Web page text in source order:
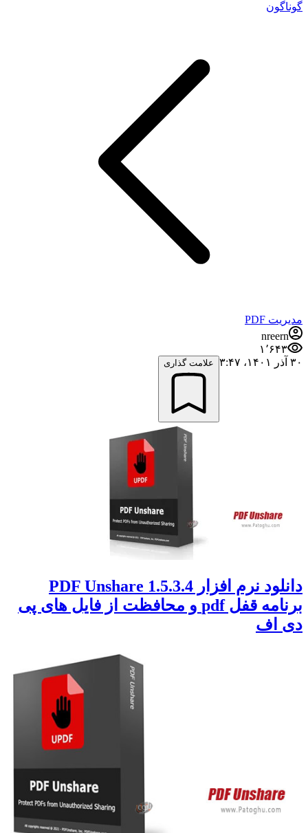
گوناگون
مدیریت PDF
nreern
۱٬۶۴۳
۳۰ آذر ۱۴۰۱،‏ ۳:۴۷
علامت گذاری
دانلود نرم افزار PDF Unshare 1.5.3.4
برنامه قفل pdf و محافظت از فایل های پی
دی اف